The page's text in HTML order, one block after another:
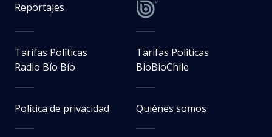
Reportajes
Tarifas Políticas
Radio Bío Bío
Tarifas Políticas
BioBioChile
Política de privacidad Quiénes somos